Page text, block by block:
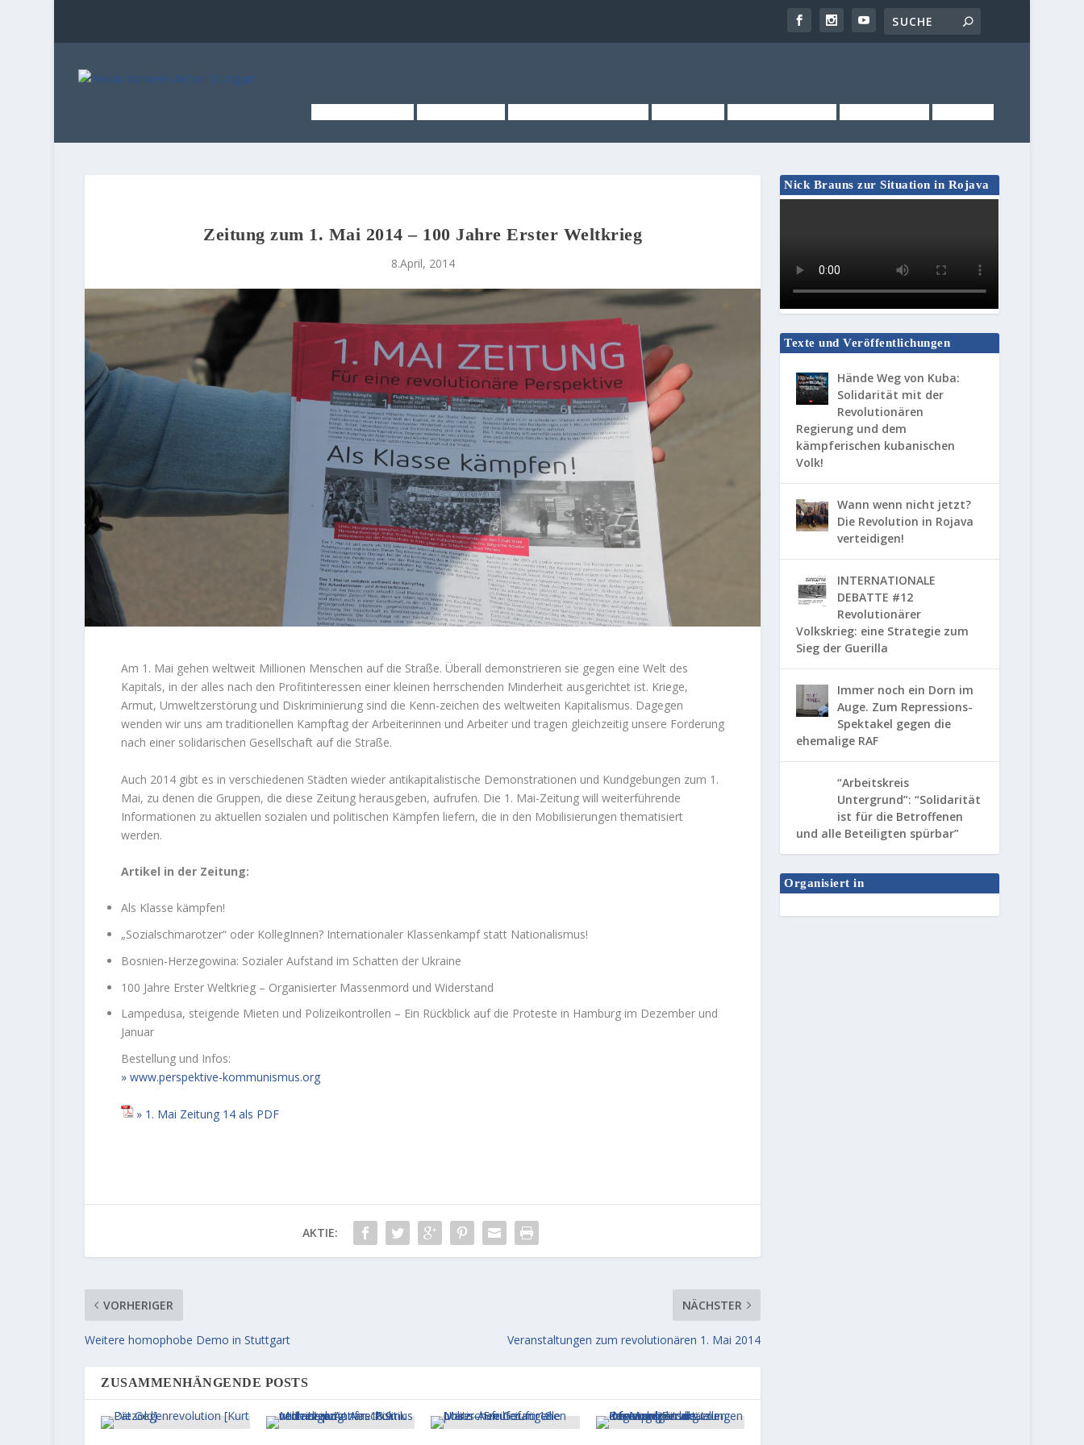
Zeitung zum 1. Mai 2014 – 100 Jahre Erster Weltkrieg
8.April, 2014
Am 1. Mai gehen weltweit Millionen Menschen auf die Straße. Überall demonstrieren sie gegen eine Welt des
Kapitals, in der alles nach den Profitinteressen einer kleinen herrschenden Minderheit ausgerichtet ist. Kriege,
Armut, Umweltzerstörung und Diskriminierung sind die Kenn-zeichen des weltweiten Kapitalismus. Dagegen
wenden wir uns am traditionellen Kampftag der Arbeiterinnen und Arbeiter und tragen gleichzeitig unsere Forderung
nach einer solidarischen Gesellschaft auf die Straße.
Auch 2014 gibt es in verschiedenen Städten wieder antikapitalistische Demonstrationen und Kundgebungen zum 1.
Mai, zu denen die Gruppen, die diese Zeitung herausgeben, aufrufen. Die 1. Mai-Zeitung will weiterführende
Informationen zu aktuellen sozialen und politischen Kämpfen liefern, die in den Mobilisierungen thematisiert
werden.
Artikel in der Zeitung:
Als Klasse kämpfen!
„Sozialschmarotzer“ oder KollegInnen? Internationaler Klassenkampf statt Nationalismus!
Bosnien-Herzegowina: Sozialer Aufstand im Schatten der Ukraine
100 Jahre Erster Weltkrieg – Organisierter Massenmord und Widerstand
Lampedusa, steigende Mieten und Polizeikontrollen – Ein Rückblick auf die Proteste in Hamburg im Dezember und
Januar
Bestellung und Infos:
www.perspektive-kommunismus.org
1. Mai Zeitung 14 als PDF
AKTIE:
VORHERIGER
Weitere homophobe Demo in Stuttgart
NÄCHSTER
Veranstaltungen zum revolutionären 1. Mai 2014
ZUSAMMENHÄNGENDE POSTS
Nick Brauns zur Situation in Rojava
Texte und Veröffentlichungen
Hände Weg von Kuba:
Solidarität mit der
Revolutionären
Regierung und dem
kämpferischen kubanischen
Volk!
Wann wenn nicht jetzt?
Die Revolution in Rojava
verteidigen!
INTERNATIONALE
DEBATTE #12
Revolutionärer
Volkskrieg: eine Strategie zum
Sieg der Guerilla
Immer noch ein Dorn im
Auge. Zum Repressions-
Spektakel gegen die
ehemalige RAF
“Arbeitskreis
Untergrund”: “Solidarität
ist für die Betroffenen
und alle Beteiligten spürbar”
Organisiert in